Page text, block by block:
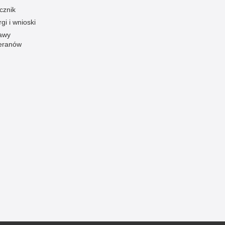
i odważni
i wnioski